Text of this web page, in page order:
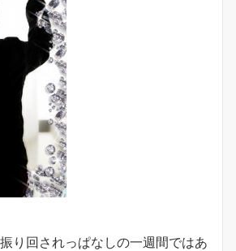
り回されっぱなしの一週間ではあ